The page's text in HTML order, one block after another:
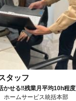
タッフ
かせる‼残業月平均10h程
ームサービス統括本部